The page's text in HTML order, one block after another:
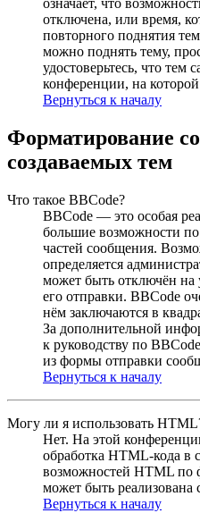
означает, что
отключена, или время,
повторного поднятия
можно поднять тему,
удостоверьтесь, что
конференции, на которой
Вернуться к началу
Форматирование
создаваемых тем
Что такое BBCode?
BBCode — это особая
большие возможности
частей сообщения.
определяется
может быть отключён на
его отправки. BBCode
нём заключаются в
За дополнительной
к руководству по
из формы отправки
Вернуться к началу
Могу ли я использовать
Нет. На этой
обработка HTML-кода в
возможностей HTML по
может быть реализована
Вернуться к началу